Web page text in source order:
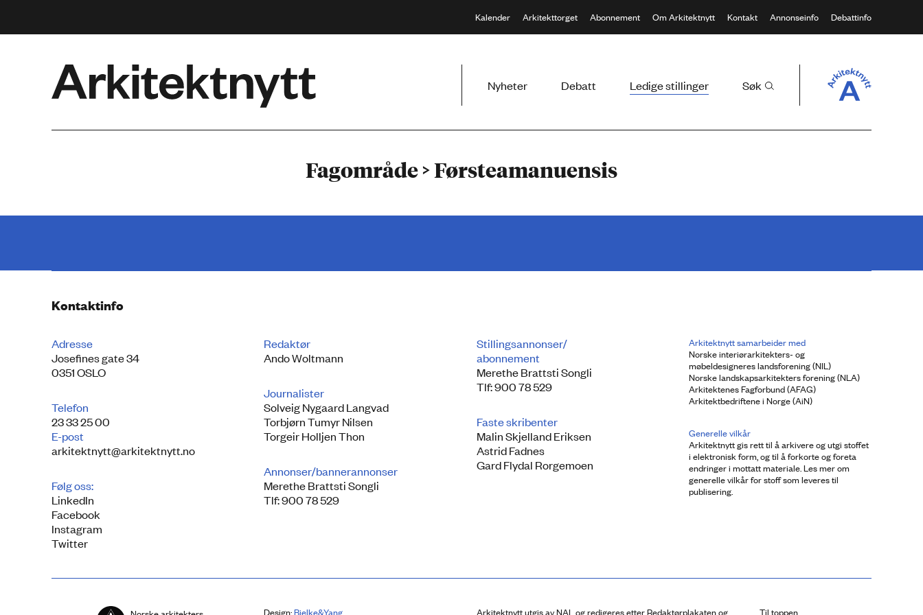
Kalender Arkitekttorget Abonnement Om Arkitektnytt Kontakt Annonseinfo Debattinfo
Nyheter
Debatt Ledige stillinger Søk
Fagområde > Førsteamanuensis
Kontaktinfo
Adresse
Josefines gate 34
0351 OSLO
Telefon
23 33 25 00
E-post
arkitektnytt@arkitektnytt.no
Følg oss:
LinkedIn
Facebook
Instagram
Twitter
Redaktør
Ando Woltmann
Journalister
Solveig Nygaard Langvad
Torbjørn Tumyr Nilsen
Torgeir Holljen Thon
Annonser/bannerannonser
Merethe Brattsti Songli
Tlf: 900 78 529
Stillingsannonser/
abonnement
Merethe Brattsti Songli
Tlf: 900 78 529
Faste skribenter
Malin Skjelland Eriksen
Astrid Fadnes
Gard Flydal Rorgemoen
Arkitektnytt samarbeider med
Norske interiørarkitekters- og
møbeldesigneres landsforening (NIL)
Norske landskapsarkitekters forening (NLA)
Arkitektenes Fagforbund (AFAG)
Arkitektbedriftene i Norge (AiN)
Generelle vilkår
Arkitektnytt gis rett til å arkivere og utgi stoffet
i elektronisk form, og til å forkorte og foreta
endringer i mottatt materiale. Les mer om
generelle vilkår for stoff som leveres til
publisering.
Design:Bielke&Yang Arkitektnytt utgis av NAL og redigeres etter Redaktørplakaten og Til toppen